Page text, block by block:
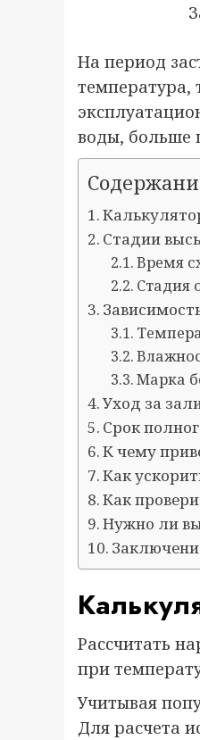
На период
температура,
воды, больше
Стадии
Время
Стадия
Марка
Уход за
Срок
К чему
Как
Как
Нужно ли
Рассчитать
при
Учитывая
Для расчета